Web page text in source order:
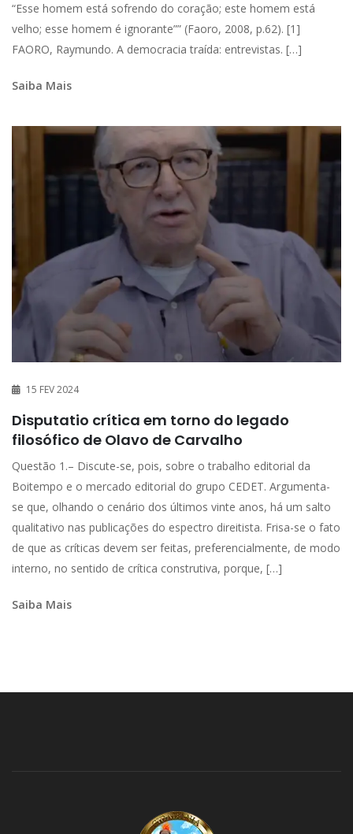
“Esse homem está sofrendo do coração; este homem está
velho; esse homem é ignorante”” (Faoro, 2008, p.62). [1]
FAORO, Raymundo. A democracia traída: entrevistas. […]
Saiba Mais
15 FEV 2024
Disputatio crítica em torno do legado
filosófico de Olavo de Carvalho
Questão 1.– Discute-se, pois, sobre o trabalho editorial da
Boitempo e o mercado editorial do grupo CEDET. Argumenta-
se que, olhando o cenário dos últimos vinte anos, há um salto
qualitativo nas publicações do espectro direitista. Frisa-se o fato
de que as críticas devem ser feitas, preferencialmente, de modo
interno, no sentido de crítica construtiva, porque, […]
Saiba Mais